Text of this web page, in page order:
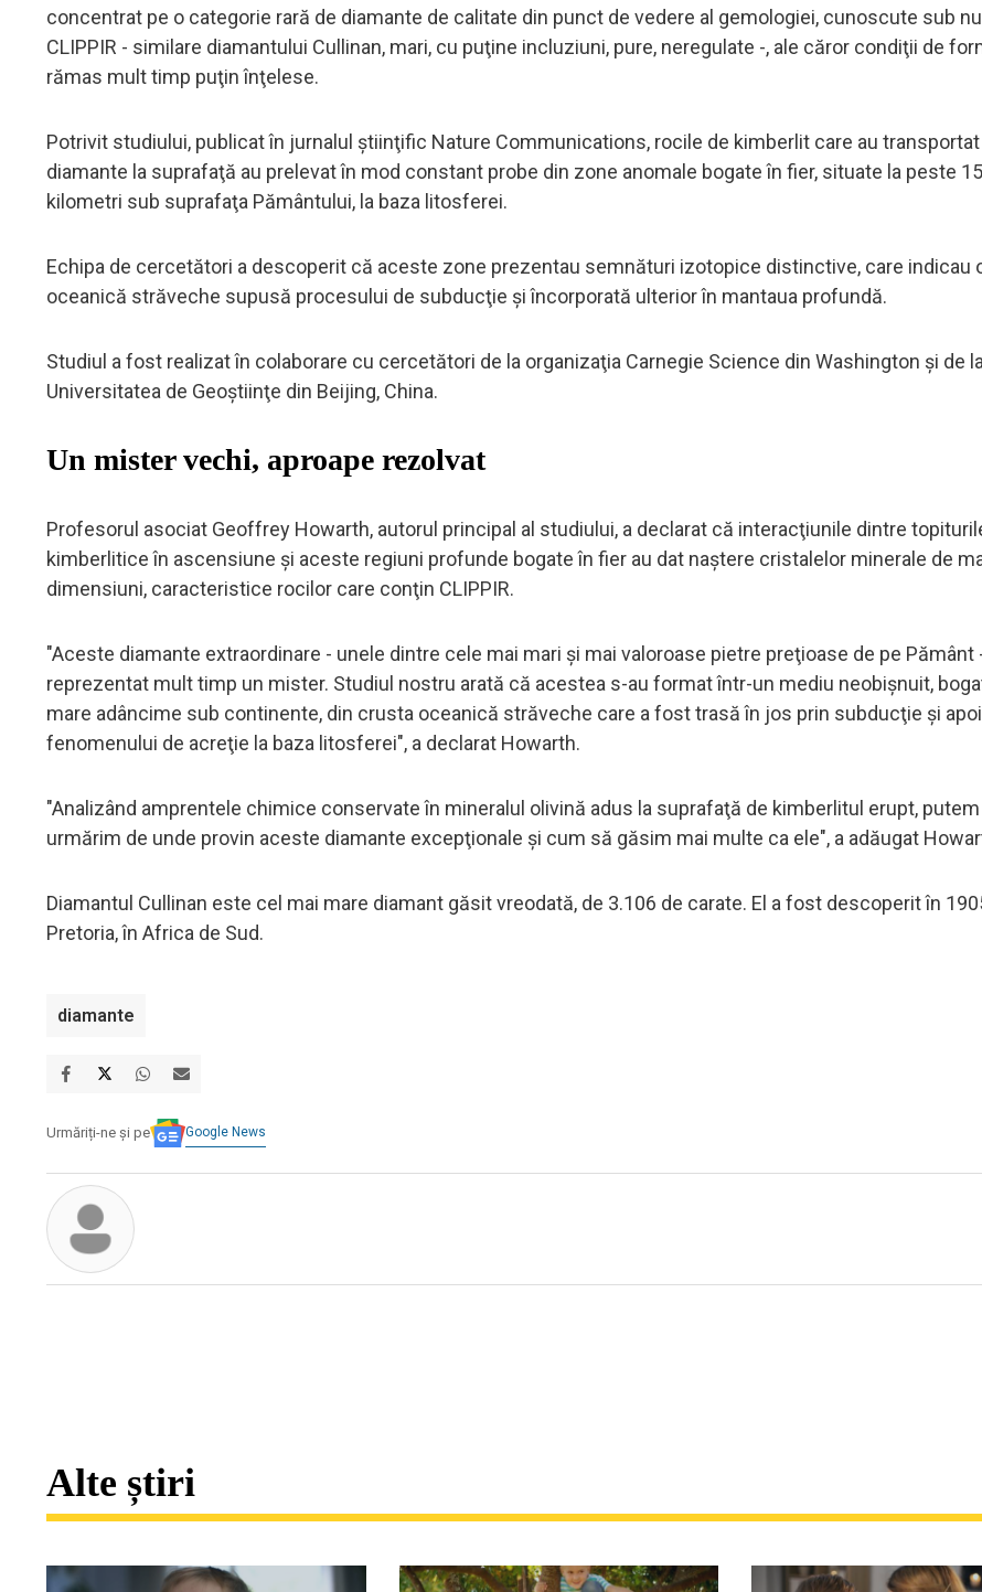
concentrat pe o categorie rară de diamante de calitate din punct de vedere al gemologiei, cunoscute sub
CLIPPIR - similare diamantului Cullinan, mari, cu puţine incluziuni, pure, neregulate -, ale căror condiţii de
rămas mult timp puţin înţelese.
Potrivit studiului, publicat în jurnalul ştiinţific Nature Communications, rocile de kimberlit care au
diamante la suprafaţă au prelevat în mod constant probe din zone anomale bogate în fier, situate la peste
kilometri sub suprafaţa Pământului, la baza litosferei.
Echipa de cercetători a descoperit că aceste zone prezentau semnături izotopice distinctive, care indicau
oceanică străveche supusă procesului de subducţie şi încorporată ulterior în mantaua profundă.
Studiul a fost realizat în colaborare cu cercetători de la organizaţia Carnegie Science din Washington şi de la
Universitatea de Geoştiinţe din Beijing, China.
Un mister vechi, aproape rezolvat
Profesorul asociat Geoffrey Howarth, autorul principal al studiului, a declarat că interacţiunile dintre
kimberlitice în ascensiune şi aceste regiuni profunde bogate în fier au dat naştere cristalelor minerale de
dimensiuni, caracteristice rocilor care conţin CLIPPIR.
"Aceste diamante extraordinare - unele dintre cele mai mari şi mai valoroase pietre preţioase de pe Pământ
reprezentat mult timp un mister. Studiul nostru arată că acestea s-au format într-un mediu neobişnuit,
mare adâncime sub continente, din crusta oceanică străveche care a fost trasă în jos prin subducţie şi
fenomenului de acreţie la baza litosferei", a declarat Howarth.
"Analizând amprentele chimice conservate în mineralul olivină adus la suprafaţă de kimberlitul erupt,
urmărim de unde provin aceste diamante excepţionale şi cum să găsim mai multe ca ele", a adăugat
Diamantul Cullinan este cel mai mare diamant găsit vreodată, de 3.106 de carate. El a fost descoperit în
Pretoria, în Africa de Sud.
diamante
Urmăriți-ne și pe Google News
Alte știri